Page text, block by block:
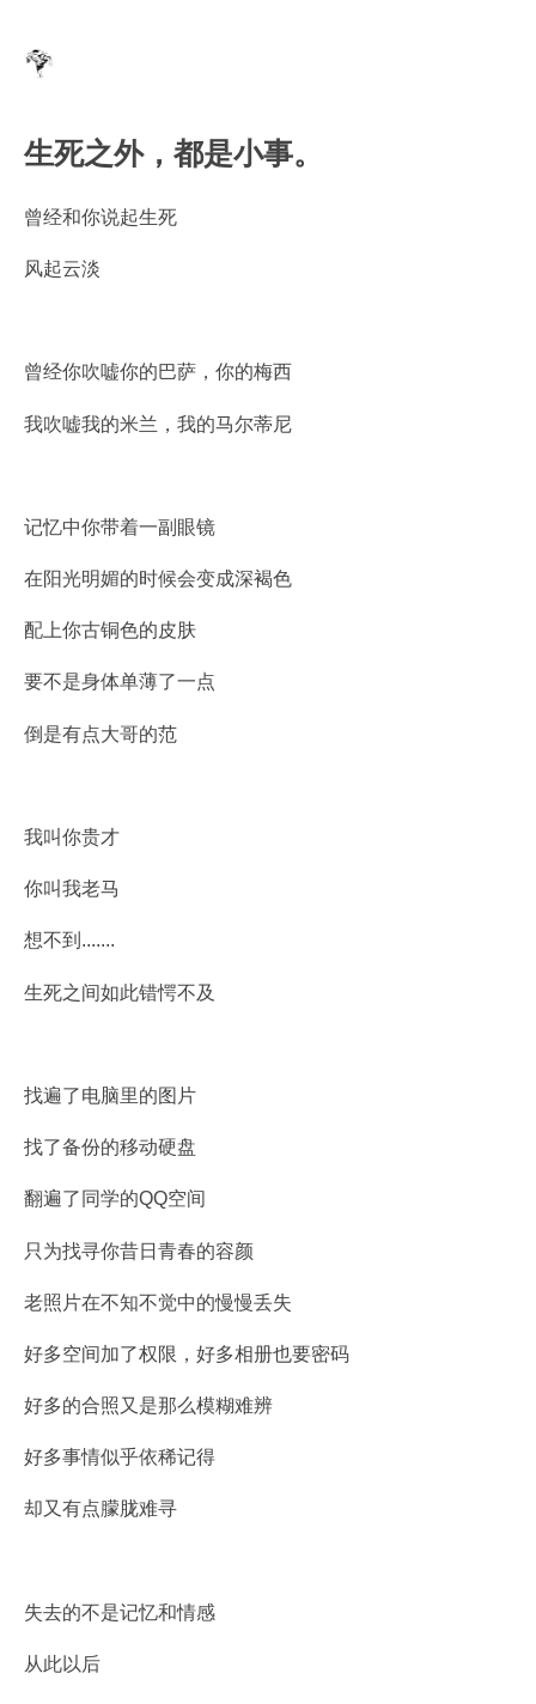
生死之外，都是小事。
曾经和你说起生死
风起云淡
曾经你吹嘘你的巴萨，你的梅西
我吹嘘我的米兰，我的马尔蒂尼
记忆中你带着一副眼镜
在阳光明媚的时候会变成深褐色
配上你古铜色的皮肤
要不是身体单薄了一点
倒是有点大哥的范
我叫你贵才
你叫我老马
想不到.......
生死之间如此错愕不及
找遍了电脑里的图片
找了备份的移动硬盘
翻遍了同学的QQ空间
只为找寻你昔日青春的容颜
老照片在不知不觉中的慢慢丢失
好多空间加了权限，好多相册也要密码
好多的合照又是那么模糊难辨
好多事情似乎依稀记得
却又有点朦胧难寻
失去的不是记忆和情感
从此以后